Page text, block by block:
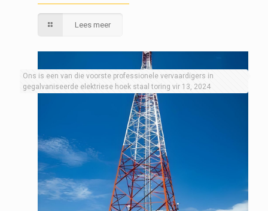
Lees meer
Ons is een van die voorste professionele vervaardigers in
gegalvaniseerde elektriese hoek staal toring vir 13, 2024